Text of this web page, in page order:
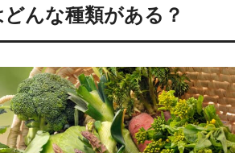
んな種類がある？